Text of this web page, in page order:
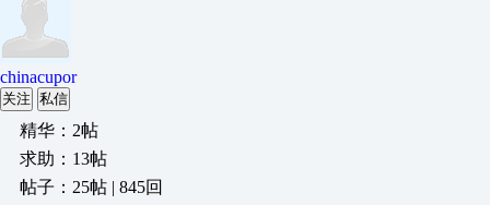
chinacupor
关注 私信
精华：2帖
求助：13帖
帖子：25帖 | 845回